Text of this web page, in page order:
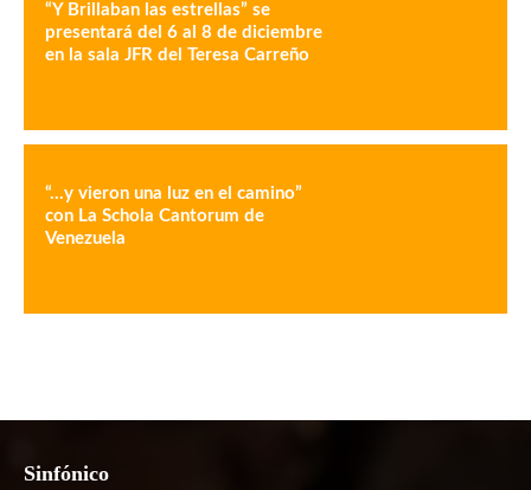
“Y Brillaban las estrellas” se
presentará del 6 al 8 de diciembre
en la sala JFR del Teresa Carreño
“…y vieron una luz en el camino”
con La Schola Cantorum de
Venezuela
Sinfónico